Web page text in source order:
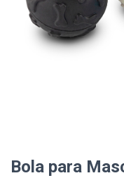
Bola para